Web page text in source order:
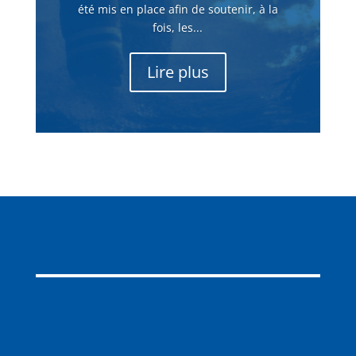
été mis en place afin de soutenir, à la
fois, les...
Lire plus